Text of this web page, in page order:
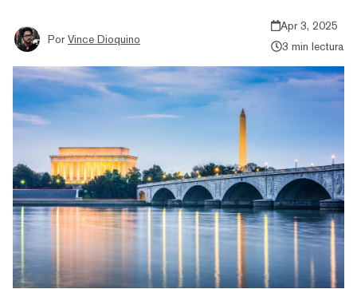
Por Vince Dioquino
Apr 3, 2025
3 min lectura